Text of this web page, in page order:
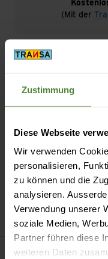
Zustimmung
Diese Webseite
Wir verwenden
personalisieren,
zu können und die
analysieren.
Verwendung unserer
soziale Medien,
Partner führen diese
weiteren Daten
(Mit der
14-